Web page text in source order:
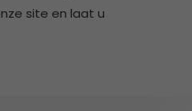
site en laat u